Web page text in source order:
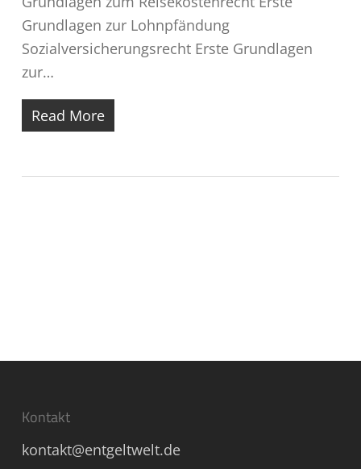
Grundlagen zur Lohnpfändung
Sozialversicherungsrecht Erste Grundlagen
zur…
Read More
Kontakt
kontakt@entgeltwelt.de